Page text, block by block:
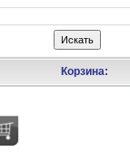
Корзина: